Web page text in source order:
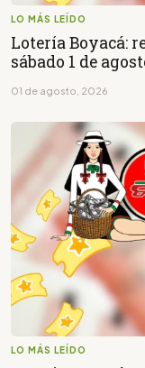
LO MÁS LEÍDO
Lotería Boyacá:
sábado 1 de
01 de agosto, 2026
LO MÁS LEÍDO